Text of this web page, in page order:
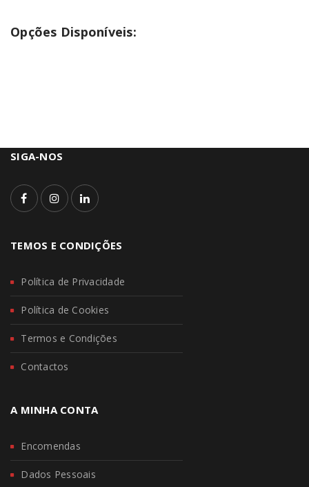
Opções Disponíveis:
SIGA-NOS
TEMOS E CONDIÇÕES
Política de Privacidade
Política de Cookies
Termos e Condições
Contactos
A MINHA CONTA
Encomendas
Dados Pessoais